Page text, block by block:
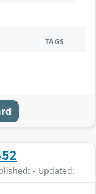
TAGS
- Updated: